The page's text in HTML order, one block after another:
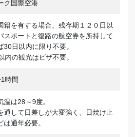
ク国際空港
籍を有する場合、残存期１２０日以
スポートと復路の航空券を所持して
30日以内に限り不要。
内の観光はビザ不要。
時間
温は28～9度。
通して日差しが大変強く、日焼け止
は通年必要。